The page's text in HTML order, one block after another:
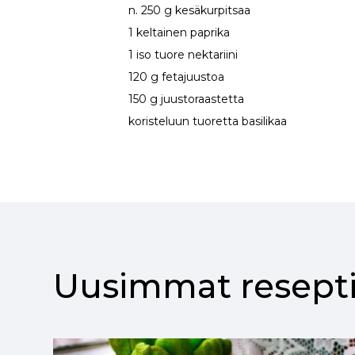
n. 250 g kesäkurpitsaa
1 keltainen paprika
1 iso tuore nektariini
120 g fetajuustoa
150 g juustoraastetta
koristeluun tuoretta basilikaa
Uusimmat